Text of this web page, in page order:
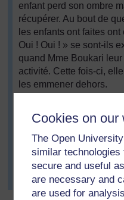
Cookies on our
The Open
similar
secure and useful
are necessary and
are used for
enfant perd son ombre
récupérer. Au bout de
les enfants ont faites
Oui ! Oui ! » se sont-ils
quand Mme Boukari
activité. Cette fois-ci,
les emmener dehors.
étaient désorientés et
Pendant les semaines
cette expérience, en la
Ils ont compris peu à
ombre.